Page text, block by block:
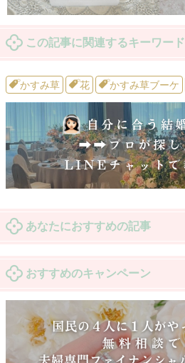
この記事に関連するキーワード
かすみ草 花 かすみ草ブーケ
あなたにおすすめの記事
おすすめのキャンペーン